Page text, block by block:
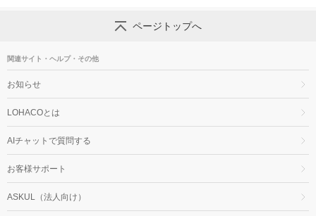
ページトップへ
関連サイト・ヘルプ・その他
お知らせ
LOHACOとは
AIチャットで質問する
お客様サポート
ASKUL（法人向け）